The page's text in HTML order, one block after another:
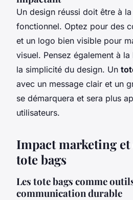
Un design réussi doit être à
fonctionnel. Optez pour des
et un logo bien visible pour
visuel. Pensez également à
la simplicité du design. Un
avec un message clair et un
se démarquera et sera plus
utilisateurs.
Impact marketing
tote bags
Les tote bags comme
communication durable